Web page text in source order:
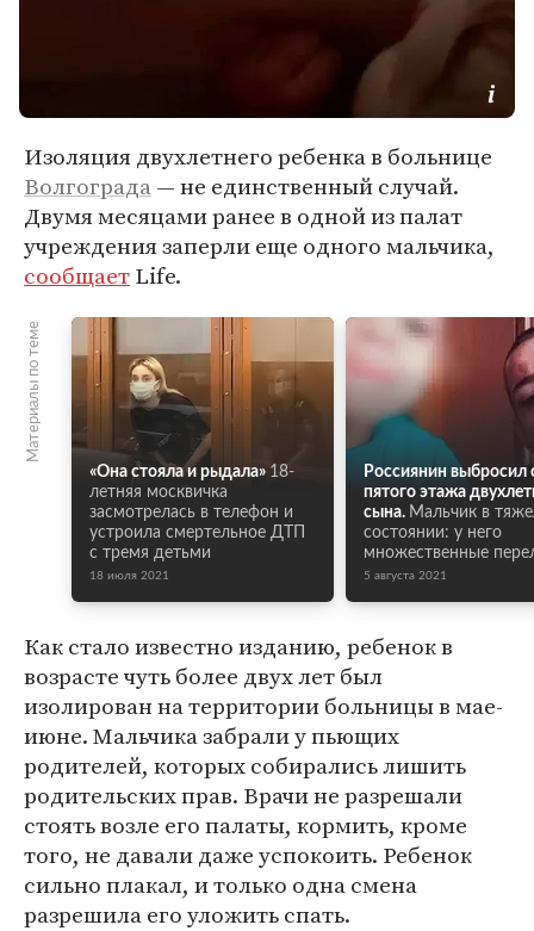
Изоляция двухлетнего ребенка в больнице
Волгограда— не единственный случай.
Двумя месяцами ранее в одной из палат
учреждения заперли еще одного мальчика,
сообщаетLife.
Материалы по теме
«Она стояла и рыдала» 18-
летняя москвичка
засмотрелась в телефон и
устроила смертельное ДТП
с тремя детьми
18 июля 2021
Россиянин выбросил
пятого этажа
сына. Мальчик в
состоянии: у него
множественные
5 августа 2021
Как стало известно изданию, ребенок в
возрасте чуть более двух лет был
изолирован на территории больницы в мае-
июне. Мальчика забрали у пьющих
родителей, которых собирались лишить
родительских прав. Врачи не разрешали
стоять возле его палаты, кормить, кроме
того, не давали даже успокоить. Ребенок
сильно плакал, и только одна смена
разрешила его уложить спать.